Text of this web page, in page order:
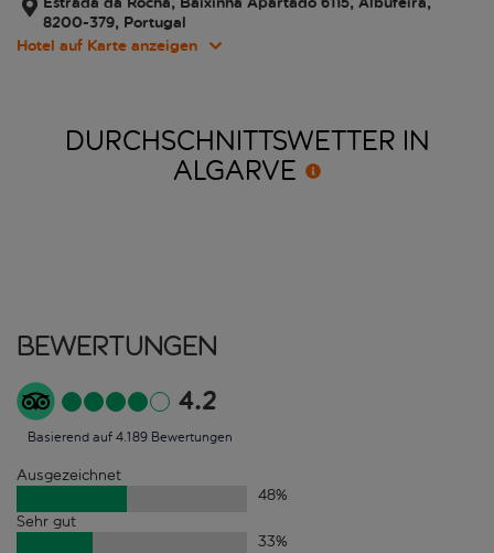
8200-379, Portugal
Hotel auf Karte anzeigen
DURCHSCHNITTSWETTER IN
ALGARVE
Bewertungen
4.2
Basierend auf 4.189 Bewertungen
Ausgezeichnet
48%
Sehr gut
33%